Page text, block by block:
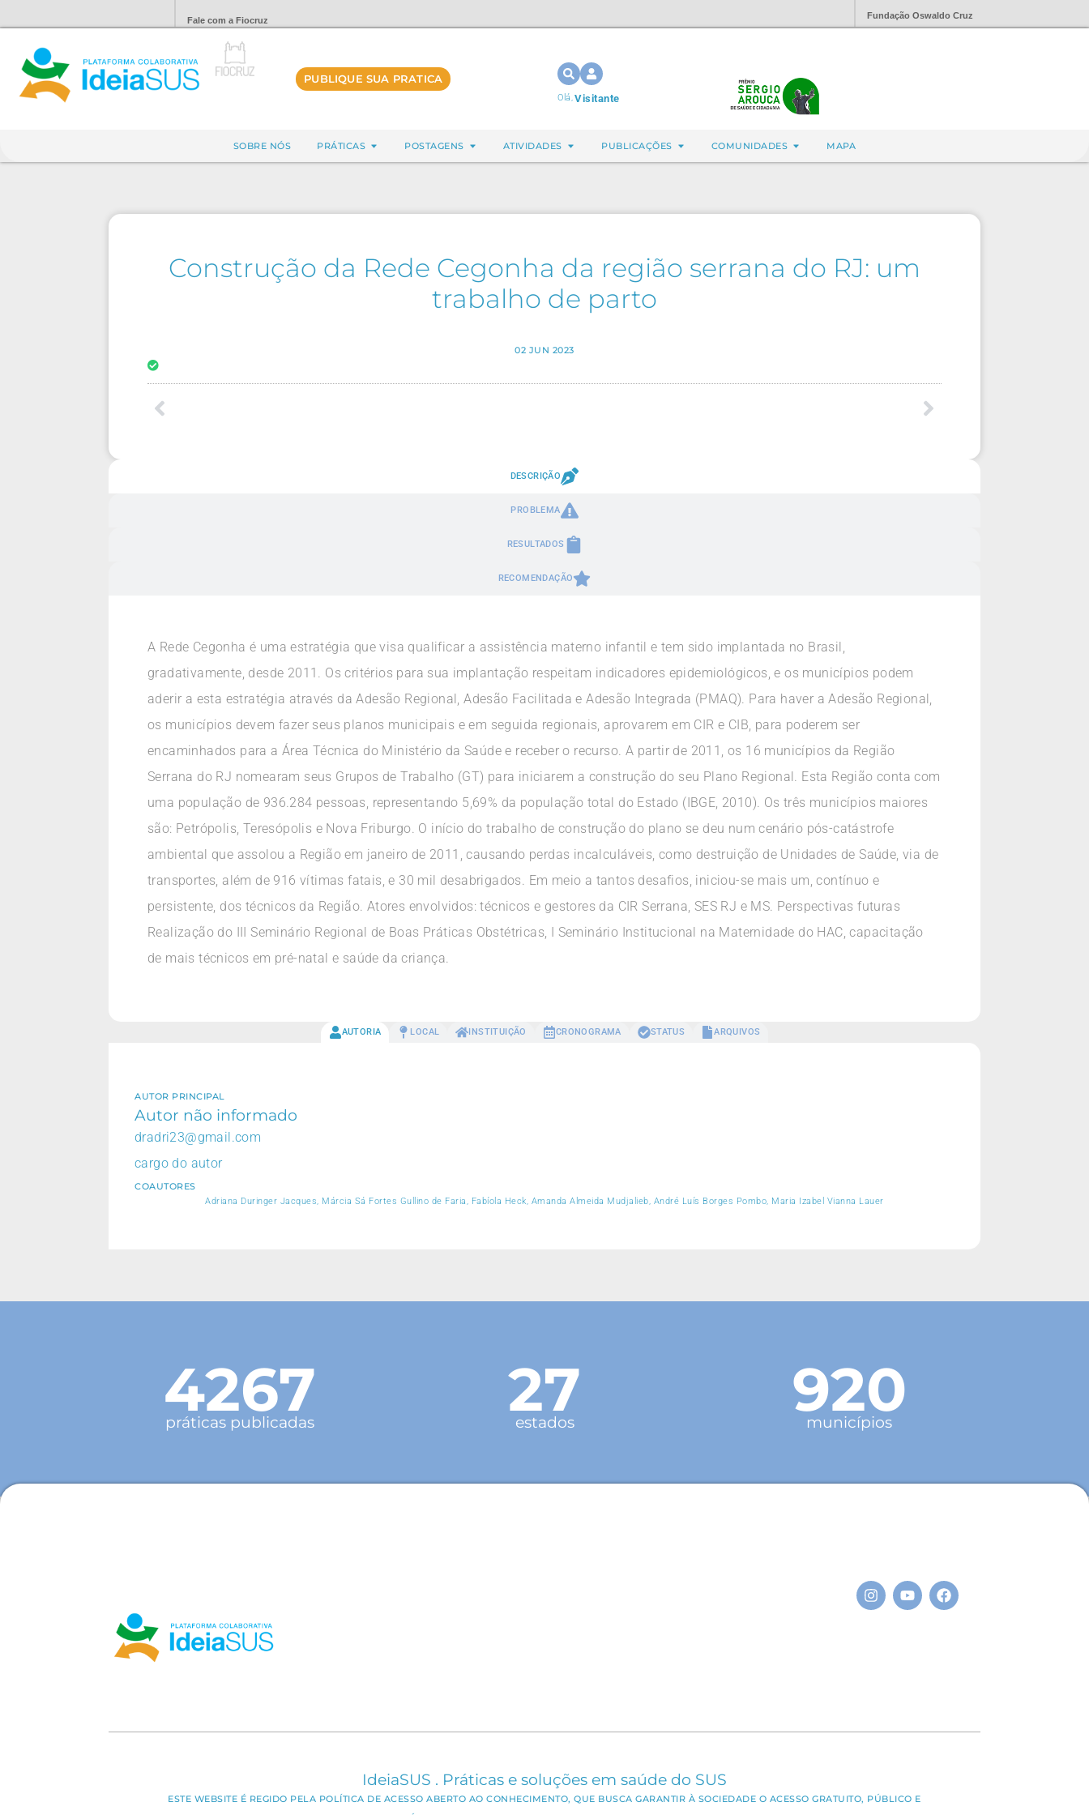
Fale com a Fiocruz Fundação Oswaldo Cruz
PUBLIQUE SUA PRATICA
Olá,Visitante
SOBRE NÓS PRÁTICAS POSTAGENS ATIVIDADES PUBLICAÇÕES COMUNIDADES MAPA
Construção da Rede Cegonha da região serrana do RJ: um
trabalho de parto
02 JUN 2023
DESCRIÇÃO
PROBLEMA
RESULTADOS
RECOMENDAÇÃO
A Rede Cegonha é uma estratégia que visa qualificar a assistência materno infantil e tem sido implantada no Brasil,
gradativamente, desde 2011. Os critérios para sua implantação respeitam indicadores epidemiológicos, e os municípios podem
aderir a esta estratégia através da Adesão Regional, Adesão Facilitada e Adesão Integrada (PMAQ). Para haver a Adesão Regional,
os municípios devem fazer seus planos municipais e em seguida regionais, aprovarem em CIR e CIB, para poderem ser
encaminhados para a Área Técnica do Ministério da Saúde e receber o recurso. A partir de 2011, os 16 municípios da Região
Serrana do RJ nomearam seus Grupos de Trabalho (GT) para iniciarem a construção do seu Plano Regional. Esta Região conta com
uma população de 936.284 pessoas, representando 5,69% da população total do Estado (IBGE, 2010). Os três municípios maiores
são: Petrópolis, Teresópolis e Nova Friburgo. O início do trabalho de construção do plano se deu num cenário pós-catástrofe
ambiental que assolou a Região em janeiro de 2011, causando perdas incalculáveis, como destruição de Unidades de Saúde, via de
transportes, além de 916 vítimas fatais, e 30 mil desabrigados. Em meio a tantos desafios, iniciou-se mais um, contínuo e
persistente, dos técnicos da Região. Atores envolvidos: técnicos e gestores da CIR Serrana, SES RJ e MS. Perspectivas futuras
Realização do III Seminário Regional de Boas Práticas Obstétricas, I Seminário Institucional na Maternidade do HAC, capacitação
de mais técnicos em pré-natal e saúde da criança.
AUTORIA LOCAL INSTITUIÇÃO CRONOGRAMA STATUS ARQUIVOS
AUTOR PRINCIPAL
Autor não informado
dradri23@gmail.com
cargo do autor
COAUTORES
Adriana Duringer Jacques, Márcia Sá Fortes Gullino de Faria, Fabíola Heck, Amanda Almeida Mudjalieb, André Luís Borges Pombo, Maria Izabel Vianna Lauer
4267
práticas publicadas 27
estados 920
municípios
IdeiaSUS . Práticas e soluções em saúde do SUS
ESTE WEBSITE É REGIDO PELA POLÍTICA DE ACESSO ABERTO AO CONHECIMENTO, QUE BUSCA GARANTIR À SOCIEDADE O ACESSO GRATUITO, PÚBLICO E